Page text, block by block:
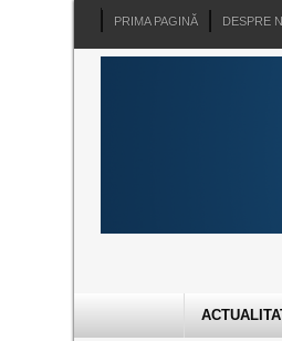
PRIMA PAGINĂ DESPRE